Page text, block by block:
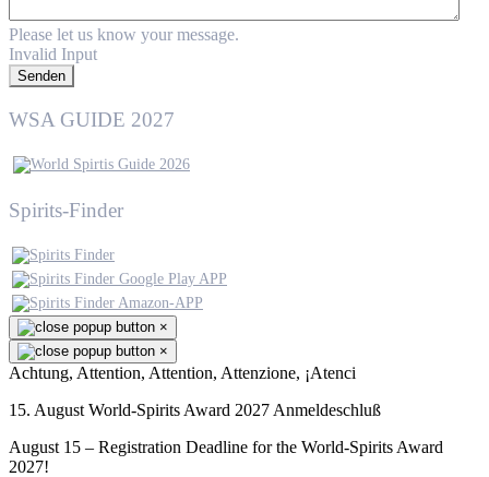
Please let us know your message.
Invalid Input
Senden
WSA GUIDE 2027
Spirits-Finder
×
×
Achtung, Attention, Attention, Attenzione, ¡Atenci
15. August World-Spirits Award 2027 Anmeldeschluß
August 15 – Registration Deadline for the World-Spirits Award
2027!